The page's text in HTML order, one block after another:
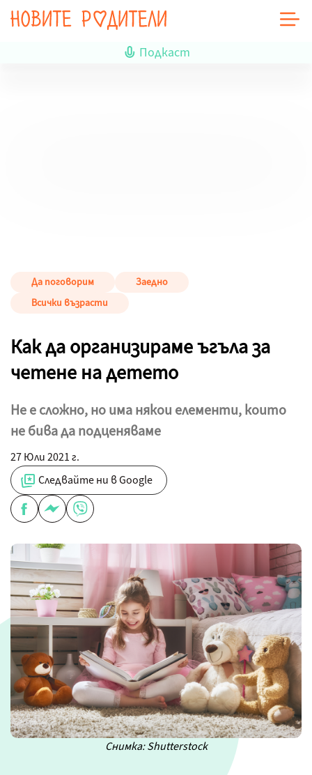
Подкаст
Да поговорим
Заедно
Всички възрасти
Как да организираме ъгъла за
четене на детето
Не е сложно, но има някои елементи, които
не бива да подценяваме
27 Юли 2021 г.
Следвайте ни в Google
Снимка: Shutterstock